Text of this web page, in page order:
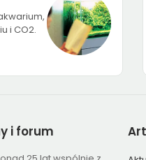
i CO2.
i forum